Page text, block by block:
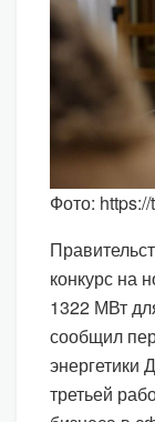
Фото:
конкурс на
1322 МВт
сообщил
энергетики
третьей